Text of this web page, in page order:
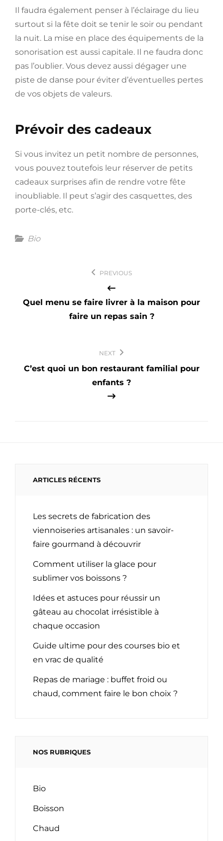
Il faudra également penser à l’éclairage du lieu
surtout si la fête doit se tenir le soir ou pendant
la nuit. La mise en place des équipements de la
sonorisation est aussi capitale. Il ne faudra donc
pas l’oublier. Vous devez aussi dégager une
piste de danse pour éviter d’éventuelles pertes
de vos objets de valeurs.
Prévoir des cadeaux
Si vous invitez un petit nombre de personnes,
vous pouvez toutefois leur réserver de petits
cadeaux surprises afin de rendre votre fête
inoubliable. Il peut s’agir des casquettes, des
porte-clés, etc.
Categories
Bio
l’article
PREVIOUS
Quel menu se faire livrer à la maison pour
faire un repas sain ?
NEXT
C’est quoi un bon restaurant familial pour
enfants ?
ARTICLES RÉCENTS
Les secrets de fabrication des
viennoiseries artisanales : un savoir-
faire gourmand à découvrir
Comment utiliser la glace pour
sublimer vos boissons ?
Idées et astuces pour réussir un
gâteau au chocolat irrésistible à
chaque occasion
Guide ultime pour des courses bio et
en vrac de qualité
Repas de mariage : buffet froid ou
chaud, comment faire le bon choix ?
NOS RUBRIQUES
Bio
Boisson
Chaud